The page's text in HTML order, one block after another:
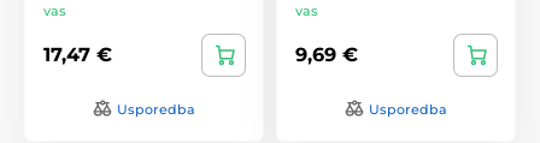
vas
17,47 €
Usporedba
vas
9,69 €
Usporedba